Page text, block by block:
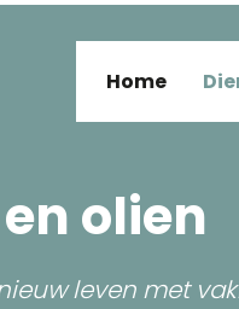
renovatie
Home
olien
leven met